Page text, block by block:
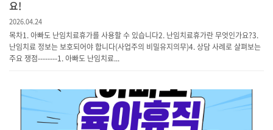
요!
2026.04.24
목차1. 아빠도 난임치료휴가를 사용할 수 있습니다2. 난임치료휴가란 무엇인가요?3.
난임치료 정보는 보호되어야 합니다(사업주의 비밀유지의무)4. 상담 사례로 살펴보는
주요 쟁점--------1. 아빠도 난임치료...